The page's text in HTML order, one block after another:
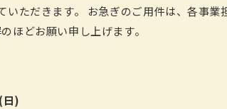
いただきます。 お急ぎのご用件は、各事業
ほどお願い申し上げます。
日)